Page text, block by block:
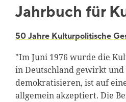
Jahrbuch für
50 Jahre Kulturpolitische
"Im Juni 1976 wurde die
in Deutschland gewirkt
demokratisieren, ist auf
allgemein akzeptiert. Die